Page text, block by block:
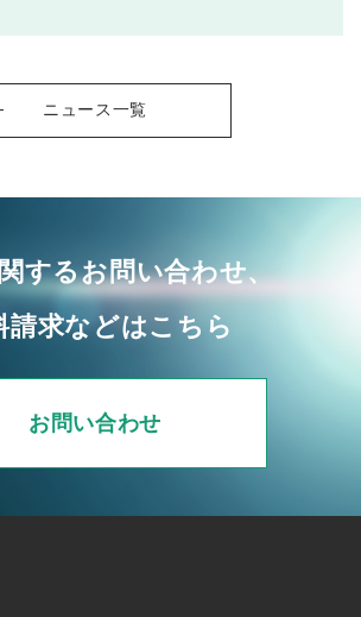
ニュース一覧
するお問い合わせ、
請求などはこちら
お問い合わせ